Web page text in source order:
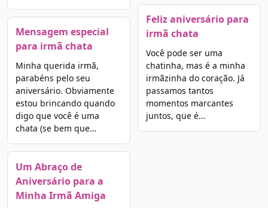
Mensagem especial
para irmã chata
Minha querida irmã,
parabéns pelo seu
aniversário. Obviamente
estou brincando quando
digo que você é uma
chata (se bem que…
Um Abraço de
Aniversário para a
Minha Irmã Amiga
Feliz aniversário para
irmã chata
Você pode ser uma
chatinha, mas é a minha
irmãzinha do coração. Já
passamos tantos
momentos marcantes
juntos, que é…